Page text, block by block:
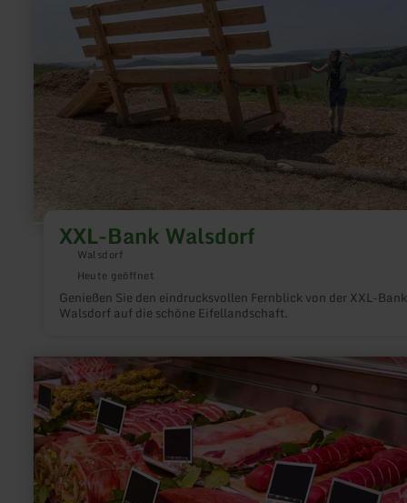
XXL-Bank Walsdorf
Walsdorf
Heute geöffnet
Genießen Sie den eindrucksvollen Fernblick von der XXL-
Walsdorf auf die schöne Eifellandschaft.
Walsdorf
mehr
erfahren
zu:
Junks
Metzgerei
Lissendorf